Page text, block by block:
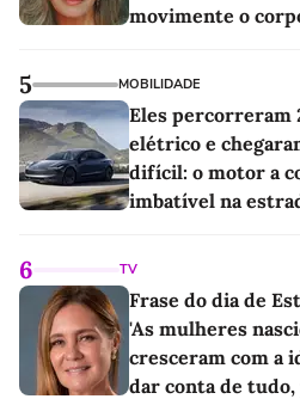
movimente o
5 MOBILIDADE
Eles percorreram
elétrico e
difícil: o motor a
imbatível na
6 TV
Frase do dia de
'As mulheres
cresceram com a
dar conta de tudo,